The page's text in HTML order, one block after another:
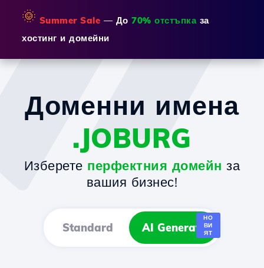
🌞 Summer Sale — До 70% отстъпказа
хостинг и домейни
Доменни имена
.JOBURG
Изберете перфектния домейн за
вашия бизнес!
Standard AI Generator
НО
ВИ
ЯТ